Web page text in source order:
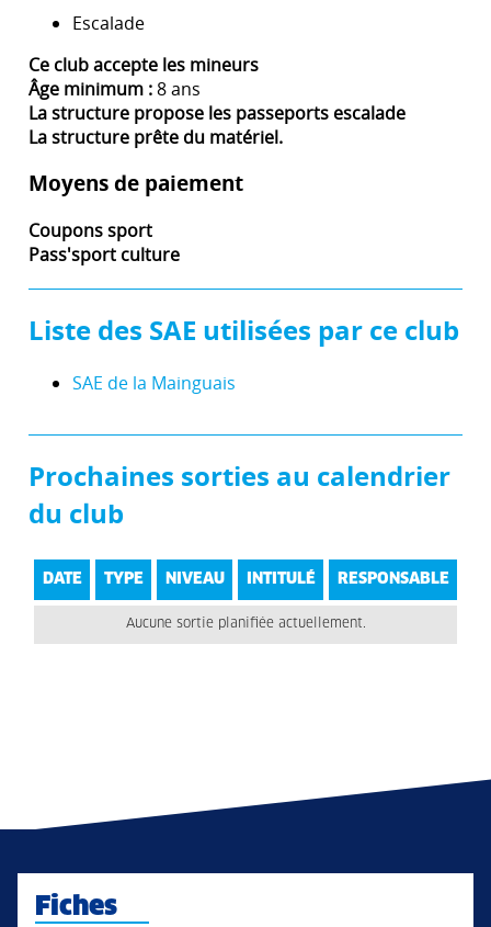
Escalade
Ce club accepte les mineurs
Âge minimum :8 ans
La structure propose les passeports escalade
La structure prête du matériel.
Moyens de paiement
Coupons sport
Pass'sport culture
Liste des SAE utilisées par ce club
SAE de la Mainguais
Prochaines sorties au calendrier
du club
DATE TYPE NIVEAU INTITULÉ RESPONSABLE
Aucune sortie planifiée actuellement.
Fiches